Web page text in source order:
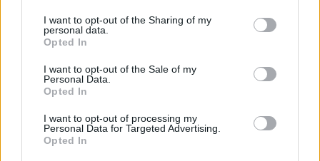
not limited to your visit or usage behaviour. You may click to
grant or deny consent to Google and its third-party tags to
use your data for below specified purposes in below Google
consent section.
I want to opt-out of the Sharing of my
personal data.
Opted In
I want to opt-out of the Sale of my
Personal Data.
Opted In
I want to opt-out of processing my
Personal Data for Targeted Advertising.
Opted In
Minden új megszületése egy álom beteljesülése – vallja Jörg
Widmann világhírű német klarinétművész, aki január 24-én
közönségnek a Budapesti Fesztiválzenekar élén.